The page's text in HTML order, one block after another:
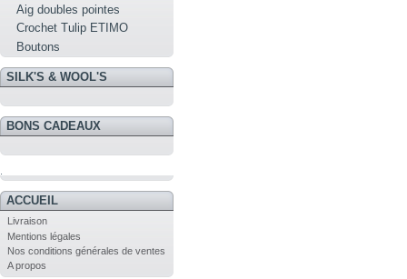
Aig doubles pointes
Crochet Tulip ETIMO
Boutons
SILK'S & WOOL'S
BONS CADEAUX
ACCUEIL
Livraison
Mentions légales
Nos conditions générales de ventes
A propos